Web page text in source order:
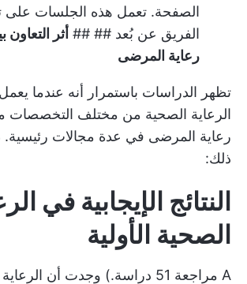
الصفحة. تعمل هذه الجلسات على
الفريق عن بُعد ## ## أثر
رعاية المرضى
تظهر الدراسات باستمرار أنه عندما
الرعاية الصحية من مختلف التخصصات
رعاية المرضى في عدة مجالات رئيسية.
ذلك:
النتائج الإيجابية في
الصحية الأولية
A مراجعة 51 دراسة
.) وجدت أن